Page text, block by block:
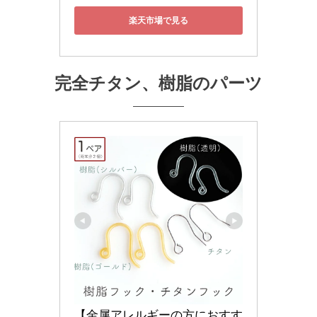
楽天市場で見る
完全チタン、樹脂のパーツ